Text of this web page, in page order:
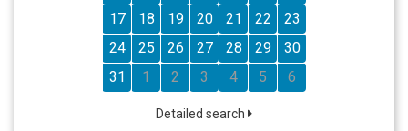
17
18 19 20 21 22
23
24
25 26 27 28 29
30
31
1 2 3 4 5 6
Detailed search